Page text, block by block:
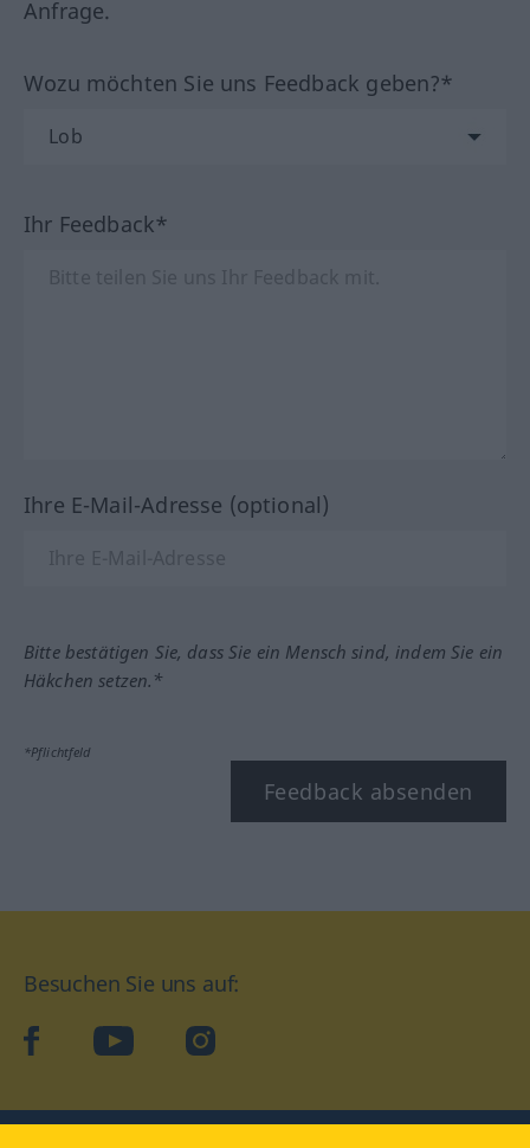
Anfrage.
Wozu möchten Sie uns Feedback geben?*
Ihr Feedback*
Ihre E-Mail-Adresse (optional)
Bitte bestätigen Sie, dass Sie ein Mensch sind, indem Sie ein
Häkchen setzen.*
*Pflichtfeld
Feedback absenden
Besuchen Sie uns auf:
facebookYouTube Instagram